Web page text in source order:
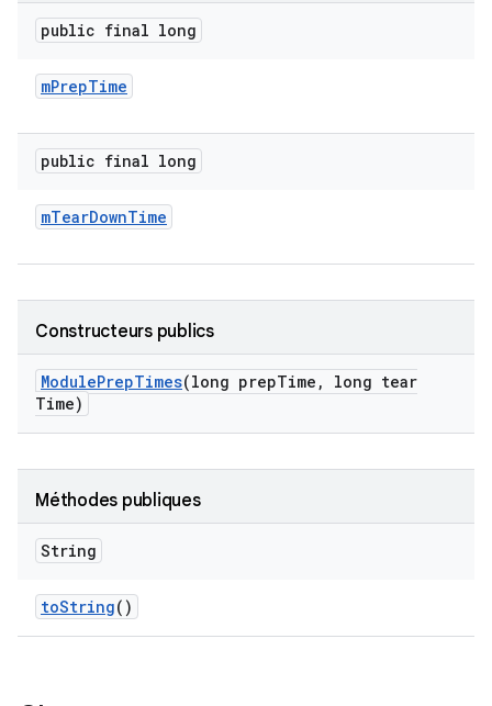
public final long
mPrepTime
public final long
mTearDownTime
Constructeurs publics
ModulePrepTimes(long prepTime ,
long tear
Time)
Méthodes publiques
String
toString()